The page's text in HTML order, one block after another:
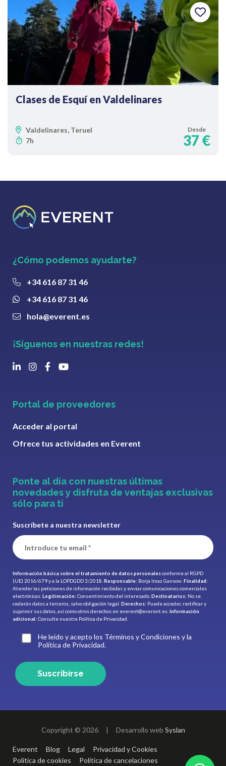
Clases de Esquí en Valdelinares
Valdelinares, Teruel
7h
Desde
37 €
¿Cómo podemos ayudarte?
+34 616 87 31 46
+34 616 87 31 46
hola@everent.es
¡Síguenos en nuestras redes!
Portal de proveedores
Acceder al portal
Ofrece tus actividades en Everent
Ponte al día con nuestras últimas
novedades y disfruta de ventajas exclusivas
sólo para ti
Suscríbete a nuestra newsletter
Información básica sobre el tratamiento de datos personalesconforme al RGPD
(UE) 2016/679 y a la LOPDGDD 3/2018. Responsable: Borja Imaz Gansow. Finalidad:
Atender las peticiones de información recibidas y enviar comunicaciones comerciales
electrónicas. Legitimación: Consentimiento del interesado. Destinatarios: No se
cederán datos a terceros, salvo obligación legal. Derechos: Puede acceder, rectificar y
suprimir sus datos, así como otros derechos en everent@everent.es Información
adicional: Consulte nuestra Política de Privacidad.
He leído y acepto los Términos y Condiciones y la
Política de Privacidad.
Suscribirse
Copyright © 2026 | Desarrollo web Syslan
Everent Blog Legal
Privacidad y Cookies
Política de cookies
Política de cancelaciones